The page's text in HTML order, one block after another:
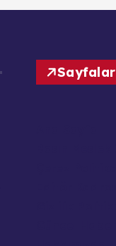
Sayfalar